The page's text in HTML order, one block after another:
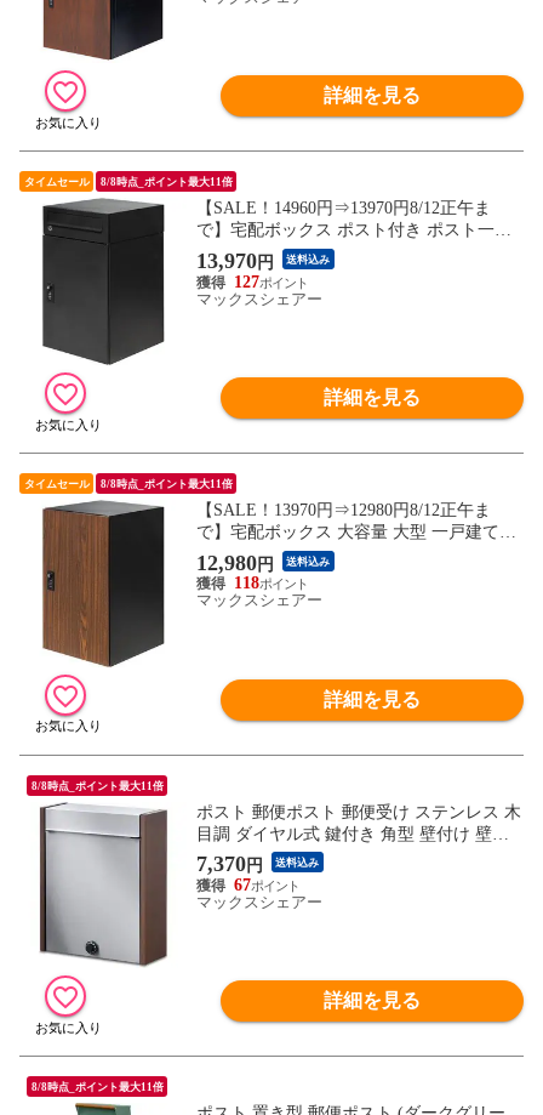
詳細を見る
タイムセール 8/8時点_ポイント最大11倍
【SALE！14960円⇒13970円8/12正午ま
で】宅配ボックス ポスト付き ポスト一体
型 大容量 一戸建て用 幅35cm×奥行40cm×
高さ60cm 2段 郵便受け 新聞受け 置き型 据
置型 置き配 家庭用 鍵付き ダイヤル錠 屋
13,970円 送料込み
127
マックスシェアー
詳細を見る
タイムセール 8/8時点_ポイント最大11倍
【SALE！13970円⇒12980円8/12正午ま
で】宅配ボックス 大容量 大型 一戸建て用
幅35cm×奥行40cm×高さ60cm 約120サイズ
対応 置き型 据置型 置き配 家庭用 鍵付き
ダイヤル錠 屋外 玄関 宅配ポスト 宅配ロッ
12,980円 送料込み
118
マックスシェアー
詳細を見る
8/8時点_ポイント最大11倍
ポスト 郵便ポスト 郵便受け ステンレス 木
目調 ダイヤル式 鍵付き 角型 壁付け 壁掛
け A4サイズ 対応 ダイヤルロック ダイヤ
ル錠 セキュリティ シンプル おしゃれ ポス
ト メールボックス MailBox 大型 新聞 雑誌
7,370円 送料込み
67
マックスシェアー
詳細を見る
8/8時点_ポイント最大11倍